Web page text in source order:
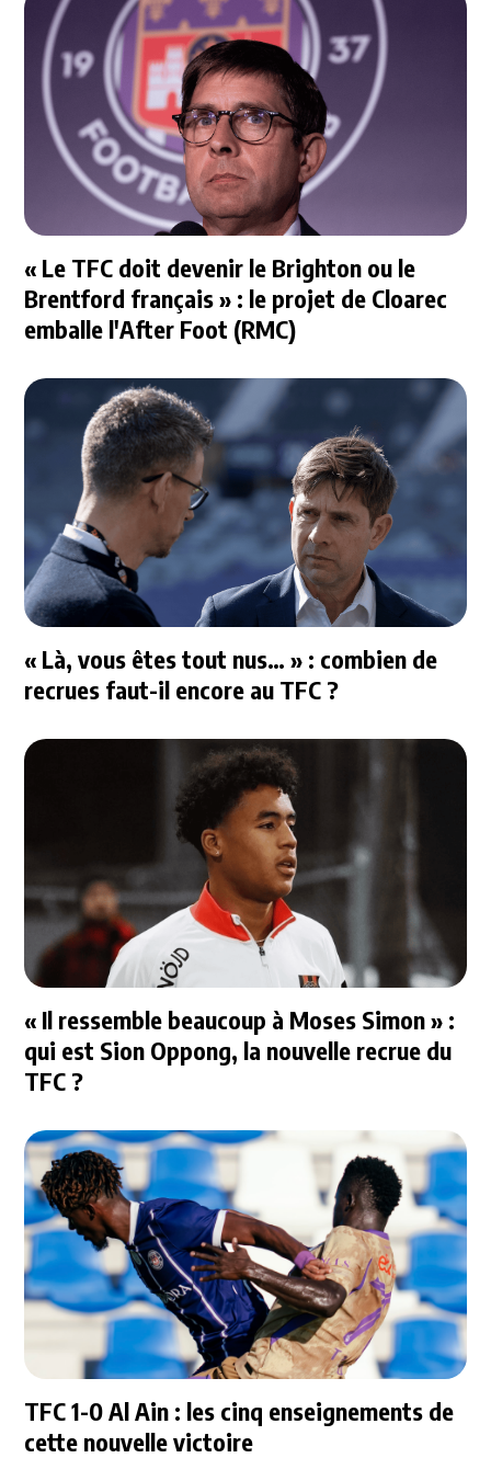
« Le TFC doit devenir le Brighton ou le
Brentford français » : le projet de Cloarec
emballe l'After Foot (RMC)
« Là, vous êtes tout nus… » : combien de
recrues faut-il encore au TFC ?
« Il ressemble beaucoup à Moses Simon » :
qui est Sion Oppong, la nouvelle recrue du
TFC ?
TFC 1-0 Al Ain : les cinq enseignements de
cette nouvelle victoire